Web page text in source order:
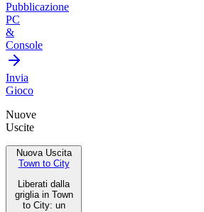
Pubblicazione
PC
&
Console
Invia
Gioco
Nuove
Uscite
Nuova Uscita
Town to City
Liberati dalla
griglia in Town
to City: un